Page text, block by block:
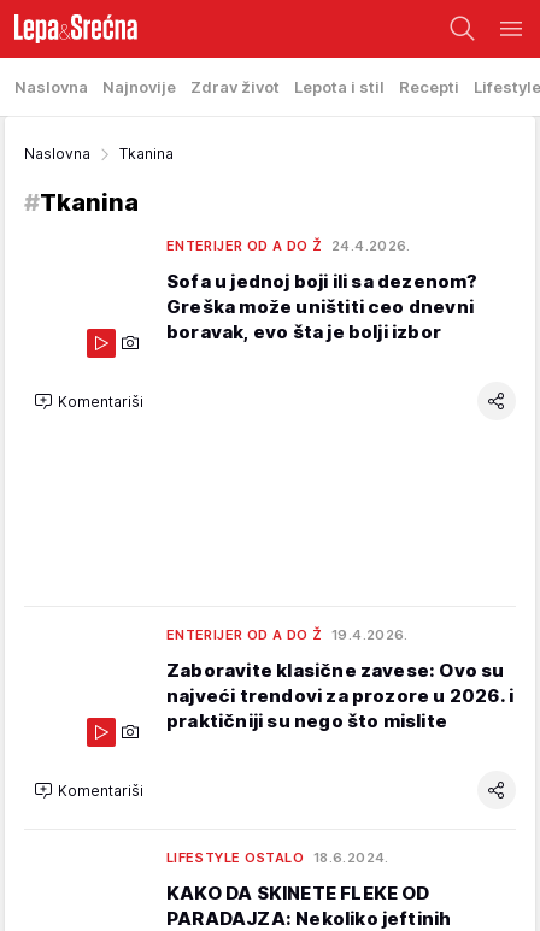
Naslovna Najnovije Zdrav život Lepota i stil Recepti Lifestyle
Naslovna Tkanina
#Tkanina
ENTERIJER OD A DO Ž 24.4.2026.
Sofa u jednoj boji ili sa dezenom?
Greška može uništiti ceo dnevni
boravak, evo šta je bolji izbor
Komentariši
ENTERIJER OD A DO Ž 19.4.2026.
Zaboravite klasične zavese: Ovo su
najveći trendovi za prozore u 2026. i
praktičniji su nego što mislite
Komentariši
LIFESTYLE OSTALO 18.6.2024.
KAKO DA SKINETE FLEKE OD
PARADAJZA: Nekoliko jeftinih